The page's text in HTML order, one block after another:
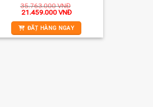
35.763.000VNĐ
Giá
là:
35.763.000 VNĐ.
21.459.000VNĐGiá
tại
là:
21.459.000 VNĐ.
ĐẶT HÀNG NGAY